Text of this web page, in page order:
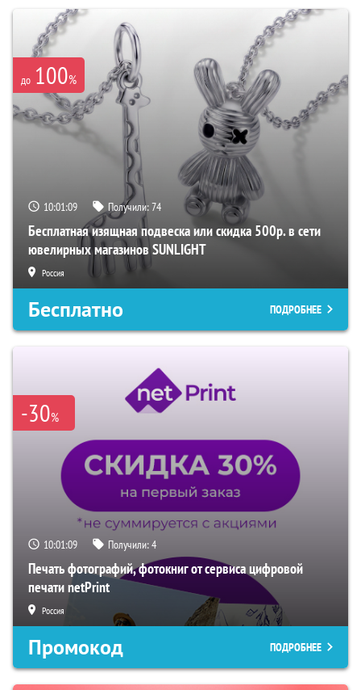
до 100%
10:01:08 Получили:74
Бесплатная изящная подвеска или скидка 500р. в сети
ювелирных магазинов SUNLIGHT
Россия
Бесплатно ПОДРОБНЕЕ
-30%
10:01:08 Получили:4
Печать фотографий, фотокниг от сервиса цифровой
печати netPrint
Россия
Промокод ПОДРОБНЕЕ